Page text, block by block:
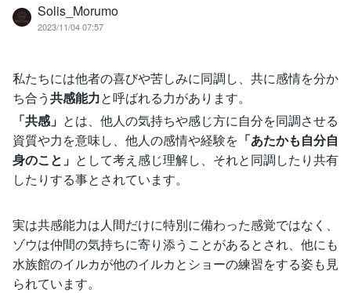
Solis_Morumo
2023/11/04 07:57
私たちには他者の喜びや苦しみに同調し、共に感情を分か
ち合う共感能力と呼ばれる力があります。
「共感」 とは、他人の気持ちや感じ方に自分を同調させる
資質や力を意味し、他人の感情や経験を 「あたかも自分自
身のこと」 として考え感じ理解し、それと同調したり共有
したりする事とされています。
実は共感能力は人間だけに特別に備わった感覚ではなく、
ゾウは仲間の気持ちに寄り添うことがあるとされ、他にも
水族館のイルカが他のイルカとショーの練習をする姿も見
られています。